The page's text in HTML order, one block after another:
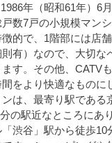
年（昭和61年）6
数7戸の小規模マン
的で、1階部には店
有）なので、大切な
す。その他、CATV
をより快適なものに
は、最寄り駅である
の駅近なところにあ
渋谷」駅から徒歩10